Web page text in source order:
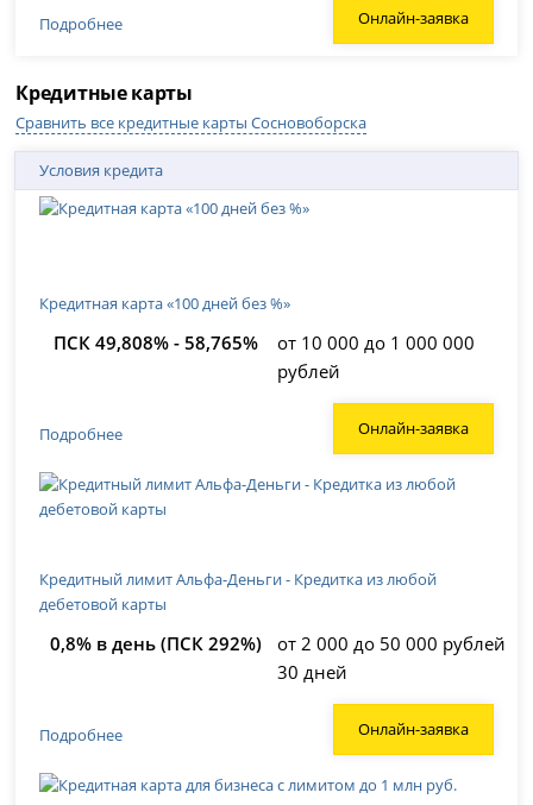
Подробнее Онлайн-заявка
Кредитные карты
Сравнить все кредитные карты Сосновоборска
Условия кредита
Кредитная карта «100 дней без %»
ПСК 49,808% - 58,765%
от 10 000 до 1 000 000
рублей
Подробнее Онлайн-заявка
Кредитный лимит Альфа-Деньги - Кредитка из любой
дебетовой карты
0,8% в день (ПСК 292%)
от 2 000 до 50 000 рублей
30 дней
Подробнее Онлайн-заявка